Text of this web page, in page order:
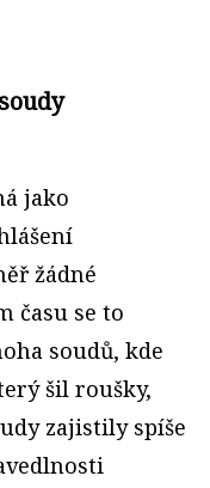
jako
žádné
času se to
soudů, kde
šil roušky,
zajistily spíše